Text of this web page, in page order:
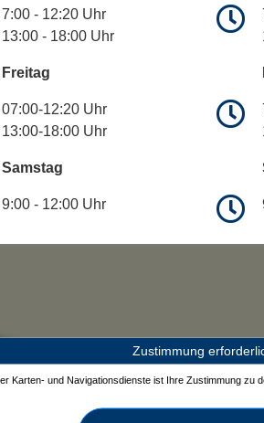
7:00 - 12:20 Uhr
13:00 - 18:00 Uhr
Freitag
07:00-12:20 Uhr
13:00-18:00 Uhr
Samstag
9:00 - 12:00 Uhr
Zustimmung
Karten- und Navigationsdienste ist Ihre Zustimmung zu